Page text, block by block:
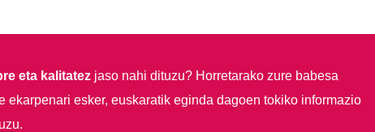
eta kalitatezjaso nahi dituzu? Horretarako zure babesa
ekarpenari esker, euskaratik eginda dagoen tokiko informazio